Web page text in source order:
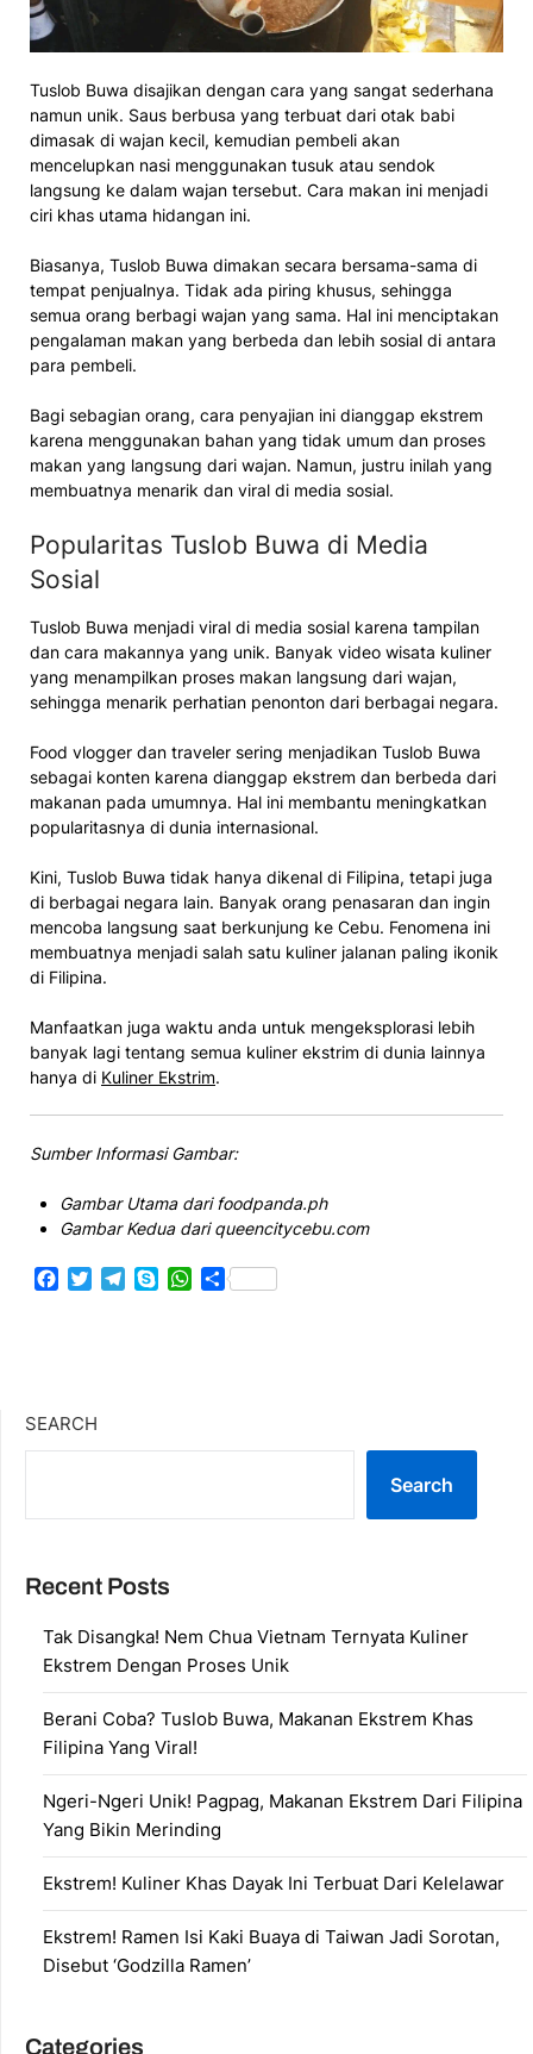
Tuslob Buwa disajikan dengan cara yang sangat sederhana
namun unik. Saus berbusa yang terbuat dari otak babi
dimasak di wajan kecil, kemudian pembeli akan
mencelupkan nasi menggunakan tusuk atau sendok
langsung ke dalam wajan tersebut. Cara makan ini menjadi
ciri khas utama hidangan ini.
Biasanya, Tuslob Buwa dimakan secara bersama-sama di
tempat penjualnya. Tidak ada piring khusus, sehingga
semua orang berbagi wajan yang sama. Hal ini menciptakan
pengalaman makan yang berbeda dan lebih sosial di antara
para pembeli.
Bagi sebagian orang, cara penyajian ini dianggap ekstrem
karena menggunakan bahan yang tidak umum dan proses
makan yang langsung dari wajan. Namun, justru inilah yang
membuatnya menarik dan viral di media sosial.
Popularitas Tuslob Buwa di Media
Sosial
Tuslob Buwa menjadi viral di media sosial karena tampilan
dan cara makannya yang unik. Banyak video wisata kuliner
yang menampilkan proses makan langsung dari wajan,
sehingga menarik perhatian penonton dari berbagai negara.
Food vlogger dan traveler sering menjadikan Tuslob Buwa
sebagai konten karena dianggap ekstrem dan berbeda dari
makanan pada umumnya. Hal ini membantu meningkatkan
popularitasnya di dunia internasional.
Kini, Tuslob Buwa tidak hanya dikenal di Filipina, tetapi juga
di berbagai negara lain. Banyak orang penasaran dan ingin
mencoba langsung saat berkunjung ke Cebu. Fenomena ini
membuatnya menjadi salah satu kuliner jalanan paling ikonik
di Filipina.
Manfaatkan juga waktu anda untuk mengeksplorasi lebih
banyak lagi tentang semua kuliner ekstrim di dunia lainnya
hanya di Kuliner Ekstrim.
Sumber Informasi Gambar:
Gambar Utama dari foodpanda.ph
Gambar Kedua dari queencitycebu.com
Facebook
TwitterTelegram
SkypeWhatsApp
Share
SEARCH
Search
Recent Posts
Tak Disangka! Nem Chua Vietnam Ternyata Kuliner
Ekstrem Dengan Proses Unik
Berani Coba? Tuslob Buwa, Makanan Ekstrem Khas
Filipina Yang Viral!
Ngeri-Ngeri Unik! Pagpag, Makanan Ekstrem Dari Filipina
Yang Bikin Merinding
Ekstrem! Kuliner Khas Dayak Ini Terbuat Dari Kelelawar
Ekstrem! Ramen Isi Kaki Buaya di Taiwan Jadi Sorotan,
Disebut ‘Godzilla Ramen’
Categories